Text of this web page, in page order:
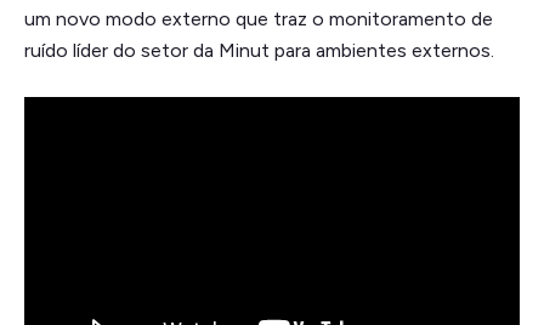
um novo modo externo que traz o monitoramento de
ruído líder do setor da Minut para ambientes externos.